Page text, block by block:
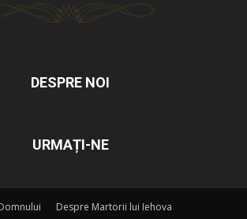
DESPRE NOI
URMAȚI-NE
Despre Martorii lui Iehova